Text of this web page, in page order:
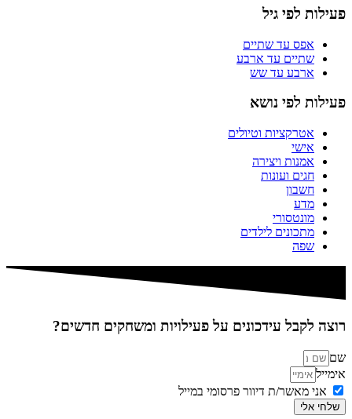
פעילות לפי גיל
אפס עד שתיים
שתיים עד ארבע
ארבע עד שש
פעילות לפי נושא
אטרקציות וטיולים
אישי
אמנות ויצירה
חגים ועונות
חשבון
מדע
מונטסורי
מתכונים לילדים
שפה
רוצה לקבל עידכונים על פעילויות ומשחקים חדשים?
שם
אימייל
אני מאשר/ת דיוור פרסומי במייל
שלחי אלי